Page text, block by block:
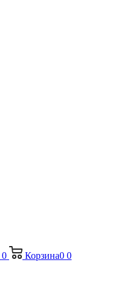
0 Корзина0 0